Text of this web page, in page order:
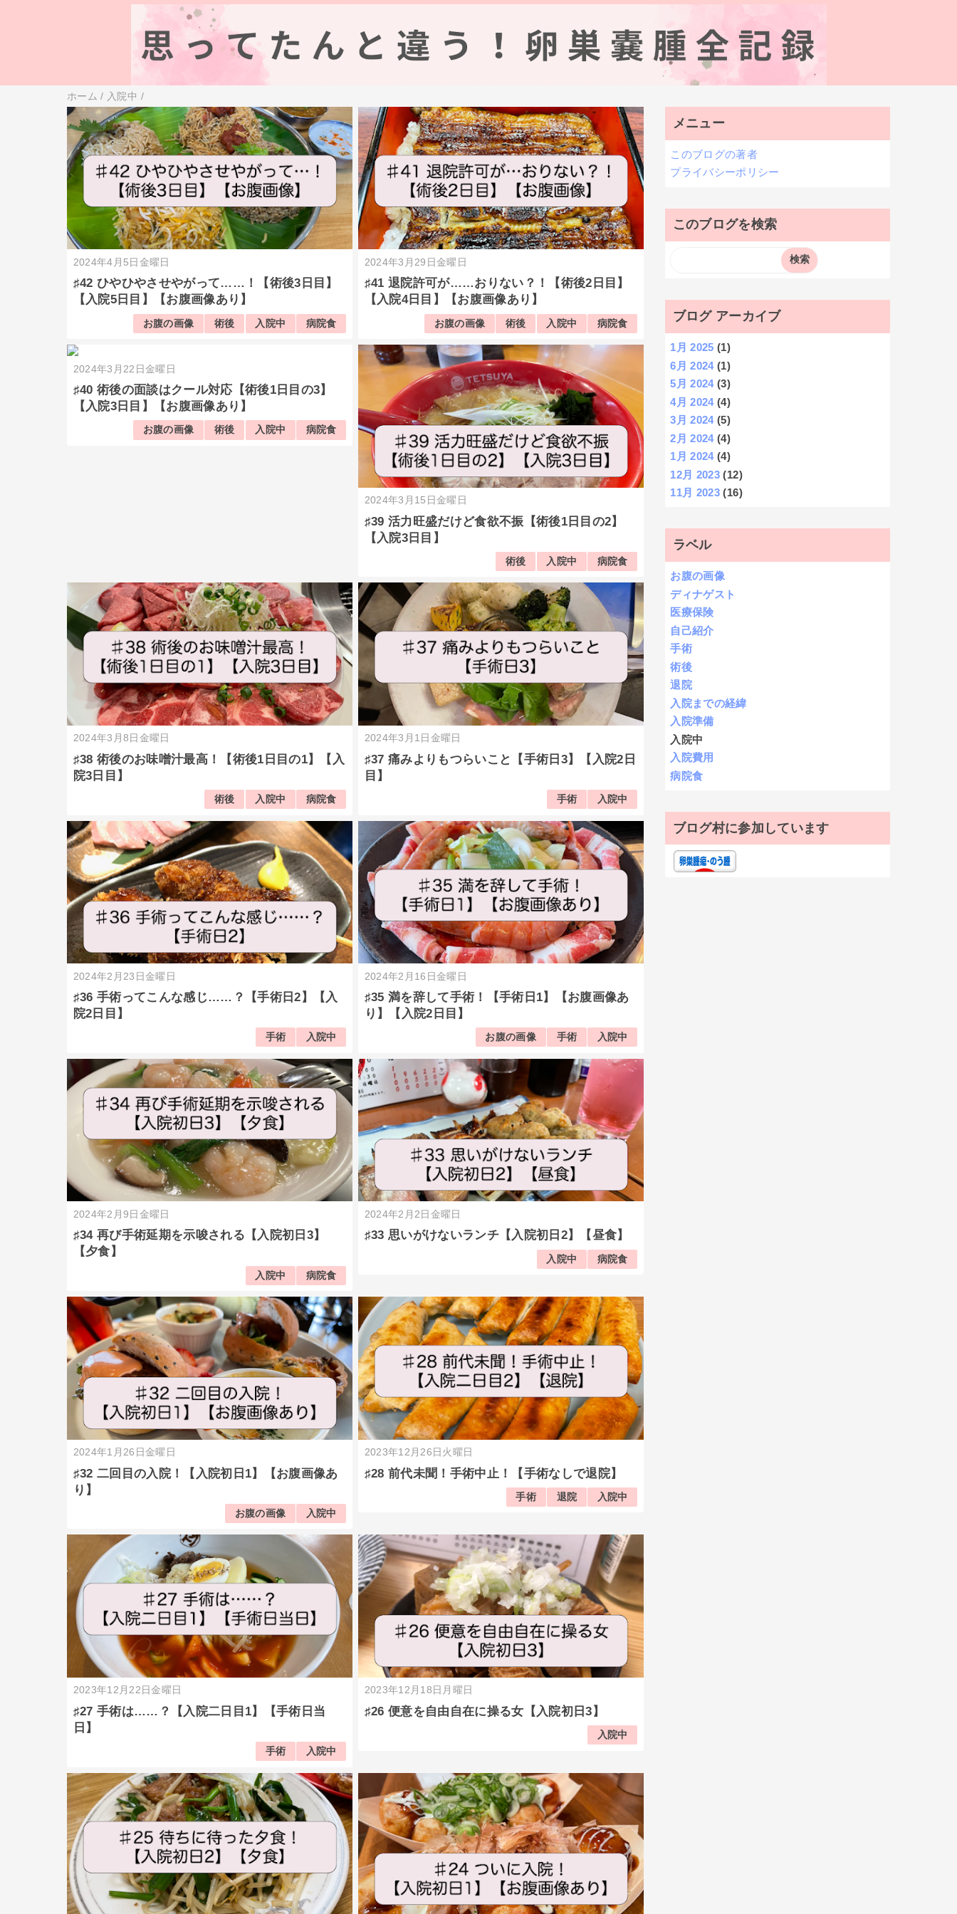
ホーム / 入院中 /
2024年4月5日金曜日
♯42 ひやひやさせやがって……！【術後3日目】
【入院5日目】【お腹画像あり】
お腹の画像 術後 入院中 病院食
2024年3月29日金曜日
♯41 退院許可が……おりない？！【術後2日目】
【入院4日目】【お腹画像あり】
お腹の画像 術後 入院中 病院食
2024年3月22日金曜日
♯40 術後の面談はクール対応【術後1日目の3】
【入院3日目】【お腹画像あり】
お腹の画像 術後 入院中 病院食
2024年3月15日金曜日
♯39 活力旺盛だけど食欲不振【術後1日目の2】
【入院3日目】
術後 入院中 病院食
2024年3月8日金曜日
♯38 術後のお味噌汁最高！【術後1日目の1】【入
院3日目】
術後 入院中 病院食
2024年3月1日金曜日
♯37 痛みよりもつらいこと【手術日3】【入院2日
目】
手術 入院中
2024年2月23日金曜日
♯36 手術ってこんな感じ……？【手術日2】【入
院2日目】
手術 入院中
2024年2月16日金曜日
♯35 満を辞して手術！【手術日1】【お腹画像あ
り】【入院2日目】
お腹の画像 手術 入院中
2024年2月9日金曜日
♯34 再び手術延期を示唆される【入院初日3】
【夕食】
入院中 病院食
2024年2月2日金曜日
♯33 思いがけないランチ【入院初日2】【昼食】
入院中 病院食
2024年1月26日金曜日
♯32 二回目の入院！【入院初日1】【お腹画像あ
り】
お腹の画像 入院中
2023年12月26日火曜日
♯28 前代未聞！手術中止！【手術なしで退院】
手術 退院 入院中
2023年12月22日金曜日
♯27 手術は……？【入院二日目1】【手術日当
日】
手術 入院中
2023年12月18日月曜日
♯26 便意を自由自在に操る女【入院初日3】
入院中
メニュー
このブログの著者
プライバシーポリシー
このブログを検索
ブログ アーカイブ
1月 2025 (1)
6月 2024(1)
5月 2024(3)
4月 2024(4)
3月 2024(5)
2月 2024(4)
1月 2024(4)
12月 2023 (12)
11月 2023 (16)
ラベル
お腹の画像
ディナゲスト
医療保険
自己紹介
手術
術後
退院
入院までの経緯
入院準備
入院中
入院費用
病院食
ブログ村に参加しています